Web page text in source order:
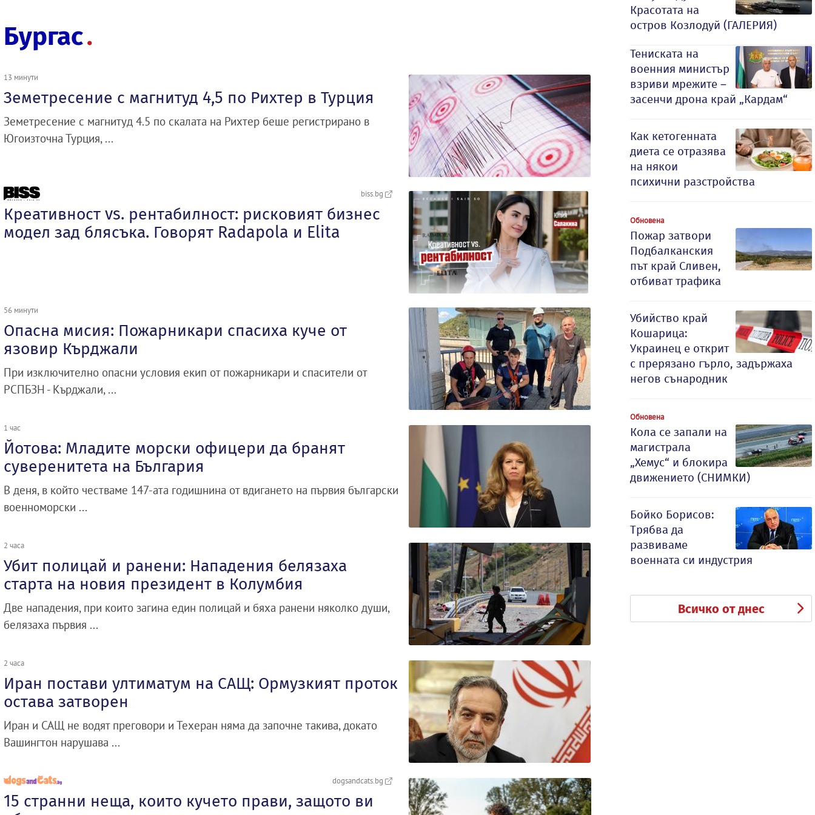
Бургас
13 минути
Земетресение с магнитуд 4,5 по Рихтер в Турция
Земетресение с магнитуд 4.5 по скалата на Рихтер беше регистрирано в
Югоизточна Турция, ...
biss.bg
Креативност vs. рентабилност: рисковият бизнес
модел зад блясъка. Говорят Radapola и Elita
56 минути
Опасна мисия: Пожарникари спасиха куче от
язовир Кърджали
При изключително опасни условия екип от пожарникари и спасители от
РСПБЗН - Кърджали, ...
1 час
Йотова: Младите морски офицери да бранят
суверенитета на България
В деня, в който честваме 147-ата годишнина от вдигането на първия български
военноморски ...
2 часа
Убит полицай и ранени: Нападения белязаха
старта на новия президент в Колумбия
Две нападения, при които загина един полицай и бяха ранени няколко души,
белязаха първия ...
2 часа
Иран постави ултиматум на САЩ: Ормузкият проток
остава затворен
Иран и САЩ не водят преговори и Техеран няма да започне такива, докато
Вашингтон нарушава ...
dogsandcats.bg
15 странни неща, които кучето прави, защото ви
Красотата на
остров Козлодуй (ГАЛЕРИЯ)
Тениската на
военния министър
взриви мрежите –
засенчи дрона край „Кардам“
Как кетогенната
диета се отразява
на някои
психични разстройства
Обновена
Пожар затвори
Подбалканския
път край Сливен,
отбиват трафика
Убийство край
Кошарица:
Украинец е открит
с прерязано гърло, задържаха
негов сънародник
Обновена
Кола се запали на
магистрала
„Хемус“ и блокира
движението (СНИМКИ)
Бойко Борисов:
Трябва да
развиваме
военната си индустрия
Всичко от днес